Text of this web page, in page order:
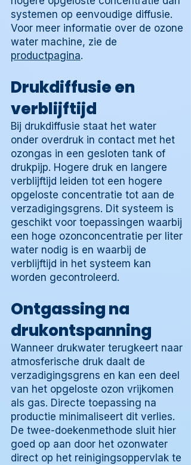
systemen op eenvoudige diffusie.
Voor meer informatie over de ozone
water machine, zie de
productpagina.
Drukdiffusie en
verblijftijd
Bij drukdiffusie staat het water
onder overdruk in contact met het
ozongas in een gesloten tank of
drukpijp. Hogere druk en langere
verblijftijd leiden tot een hogere
opgeloste concentratie tot aan de
verzadigingsgrens. Dit systeem is
geschikt voor toepassingen waarbij
een hoge ozonconcentratie per liter
water nodig is en waarbij de
verblijftijd in het systeem kan
worden gecontroleerd.
Ontgassing na
drukontspanning
Wanneer drukwater terugkeert naar
atmosferische druk daalt de
verzadigingsgrens en kan een deel
van het opgeloste ozon vrijkomen
als gas. Directe toepassing na
productie minimaliseert dit verlies.
De twee-doekenmethode sluit hier
goed op aan door het ozonwater
direct op het reinigingsoppervlak te